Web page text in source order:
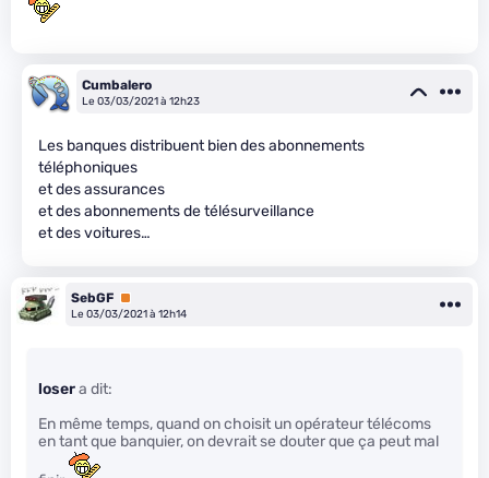
Cumbalero
Le 03/03/2021 à 12h23
Les banques distribuent bien des abonnements
téléphoniques
et des assurances
et des abonnements de télésurveillance
et des voitures…
SebGF Premium
Le 03/03/2021 à 12h14
losera dit:
En même temps, quand on choisit un opérateur télécoms
en tant que banquier, on devrait se douter que ça peut mal